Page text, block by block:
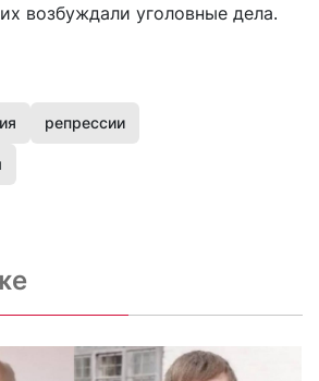
возбуждали уголовные дела.
репрессии